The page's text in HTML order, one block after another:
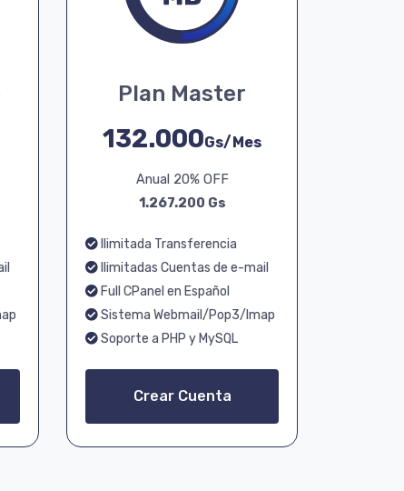
Plan Master
132.000Gs/Mes
Anual 20% OFF
1.267.200 Gs
Ilimitada Transferencia
Ilimitadas Cuentas de e-mail
Full CPanel en Español
Sistema Webmail/Pop3/Imap
Soporte a PHP y MySQL
Crear Cuenta